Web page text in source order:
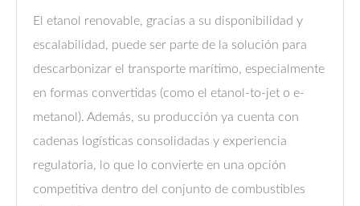
El etanol renovable, gracias a su disponibilidad y
escalabilidad, puede ser parte de la solución para
descarbonizar el transporte marítimo, especialmente
en formas convertidas (como el etanol-to-jet o e-
metanol). Además, su producción ya cuenta con
cadenas logísticas consolidadas y experiencia
regulatoria, lo que lo convierte en una opción
competitiva dentro del conjunto de combustibles